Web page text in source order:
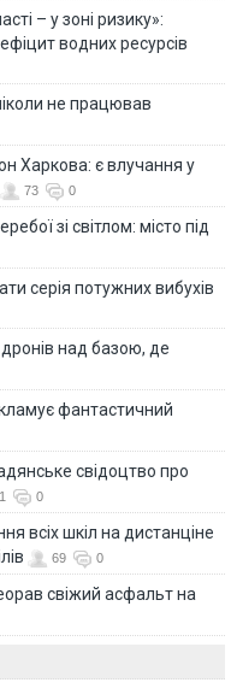
– у зоні ризику»:
водних ресурсів
не працював
Харкова: є влучання у
73 0
зі світлом: місто під
серія потужних вибухів
дронів над базою, де
фантастичний
свідоцтво про
0
всіх шкіл на дистанціне
69 0
свіжий асфальт на